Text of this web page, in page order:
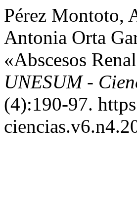
Pérez Montoto,
Antonia Orta
«Abscesos
UNESUM -
(4):190-97.